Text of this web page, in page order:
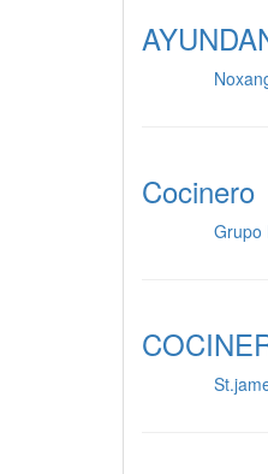
Cocinero
Grupo